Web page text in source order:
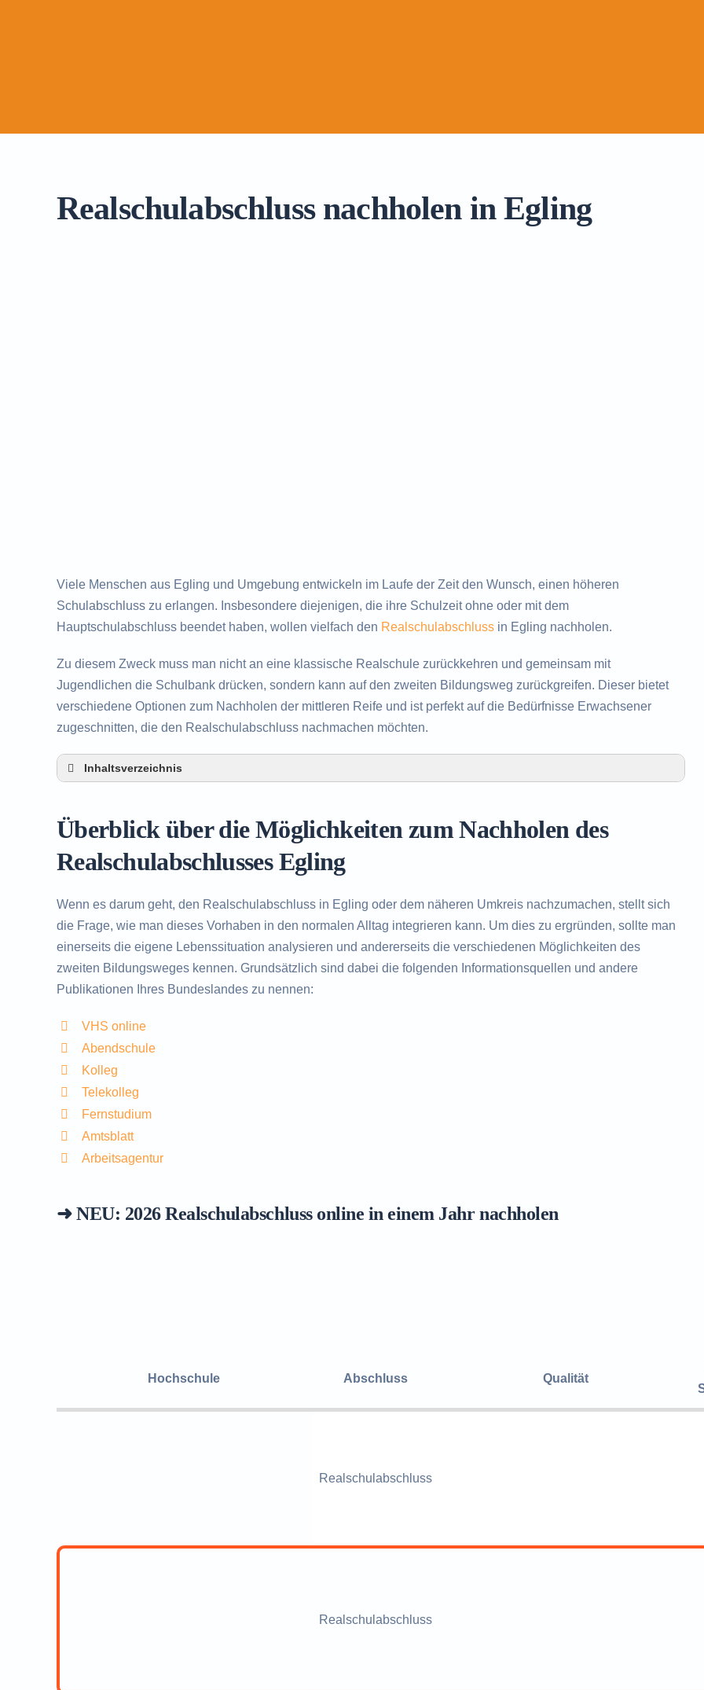
Realschulabschluss nachholen in Egling
Viele Menschen aus Egling und Umgebung entwickeln im Laufe der Zeit den Wunsch, einen höheren
Schulabschluss zu erlangen. Insbesondere diejenigen, die ihre Schulzeit ohne oder mit dem
Hauptschulabschluss beendet haben, wollen vielfach den Realschulabschluss in Egling nachholen.
Zu diesem Zweck muss man nicht an eine klassische Realschule zurückkehren und gemeinsam mit
Jugendlichen die Schulbank drücken, sondern kann auf den zweiten Bildungsweg zurückgreifen. Dieser bietet
verschiedene Optionen zum Nachholen der mittleren Reife und ist perfekt auf die Bedürfnisse Erwachsener
zugeschnitten, die den Realschulabschluss nachmachen möchten.
Inhaltsverzeichnis
Beratung in Egling rund um das Nachholen des Realschulabschlusses
Überblick über die Möglichkeiten zum Nachholen des
Realschulabschlusses Egling
Wenn es darum geht, den Realschulabschluss in Egling oder dem näheren Umkreis nachzumachen, stellt sich
die Frage, wie man dieses Vorhaben in den normalen Alltag integrieren kann. Um dies zu ergründen, sollte man
einerseits die eigene Lebenssituation analysieren und andererseits die verschiedenen Möglichkeiten des
zweiten Bildungsweges kennen. Grundsätzlich sind dabei die folgenden Informationsquellen und andere
Publikationen Ihres Bundeslandes zu nennen:
VHS online
Abendschule
Kolleg
Telekolleg
Fernstudium
Amtsblatt
Arbeitsagentur
➜ NEU: 2026Realschulabschluss online in einem Jahr nachholen
Hochschule Abschluss Qualität
Realschulabschluss
Realschulabschluss